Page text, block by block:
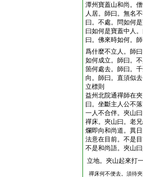
潭州寶蓋山和尚。
人居。師曰。無名
曰。不處。問如何
曰如何是寶蓋中人
曰。佛來時如何。
爲什麼不立人。師
如何成立。師曰。
箇何處去。師曰。
向。師曰。直須似
立標則
益州北院通禪師在
曰。坐斷主人公不
一人不合伴。夾山
禪床。夾山曰。老
爛即向和尚道。異
法意在目前。不是
不是和尚語。夾山
立地。夾山起來打
禪床何不便去。須待